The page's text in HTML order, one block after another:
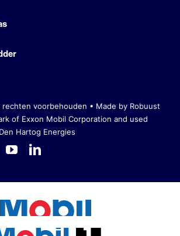
rechten voorbehouden • Made by Robuust
of Exxon Mobil Corporation and used
Hartog Energies